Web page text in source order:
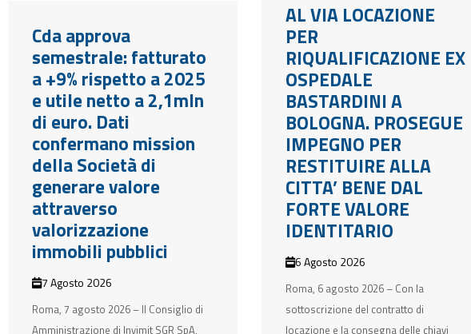
Cda approva
semestrale: fatturato
a +9% rispetto a 2025
e utile netto a 2,1mln
di euro. Dati
confermano mission
della Società di
generare valore
attraverso
valorizzazione
immobili pubblici
7 Agosto 2026
Roma, 7 agosto 2026 – Il Consiglio di
Amministrazione di Invimit SGR SpA,
AL VIA LOCAZIONE
PER
RIQUALIFICAZIONE EX
OSPEDALE
BASTARDINI A
BOLOGNA. PROSEGUE
IMPEGNO PER
RESTITUIRE ALLA
CITTA’ BENE DAL
FORTE VALORE
IDENTITARIO
6 Agosto 2026
Roma, 6 agosto 2026 – Con la
sottoscrizione del contratto di
locazione e la consegna delle chiavi